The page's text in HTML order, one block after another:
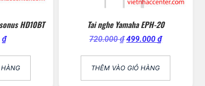
HD10BT
₫
Tai nghe Yamaha EPH-20
720.000₫ 499.000₫
THÊM VÀO GIỎ HÀNG